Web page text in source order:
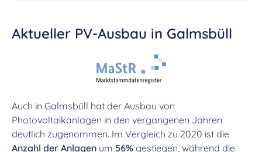
Aktueller PV-Ausbau in Galmsbüll
Auch in Galmsbüll hat der Ausbau von
Photovoltaikanlagen in den vergangenen Jahren
deutlich zugenommen. Im Vergleich zu 2020 ist die
Anzahl der Anlagen um 56% gestiegen, während die